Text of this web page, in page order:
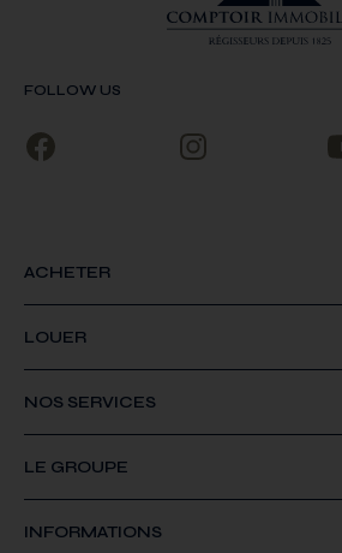
FOLLOW US
ACHETER
LOUER
NOS SERVICES
LE GROUPE
INFORMATIONS